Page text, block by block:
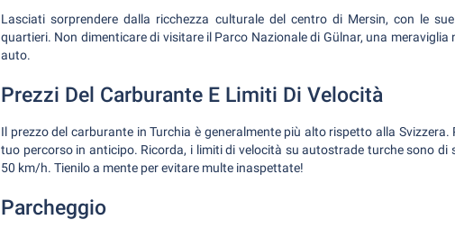
Lasciati sorprendere dalla ricchezza culturale del centro di Mersin, con le
quartieri. Non dimenticare di visitare il Parco Nazionale di Gülnar, una
auto.
Prezzi Del Carburante E Limiti Di Velocità
Il prezzo del carburante in Turchia è generalmente più alto rispetto alla
tuo percorso in anticipo. Ricorda, i limiti di velocità su autostrade turche sono
50 km/h. Tienilo a mente per evitare multe inaspettate!
Parcheggio